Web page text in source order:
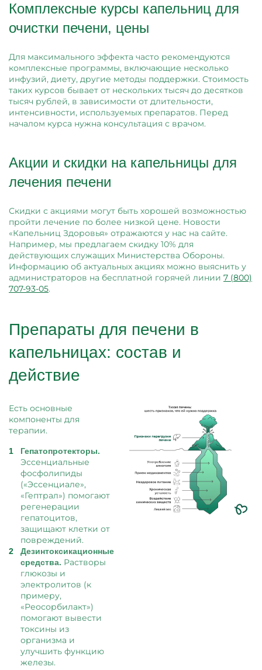
Комплексные курсы капельниц для
очистки печени, цены
Для максимального эффекта часто рекомендуются
комплексные программы, включающие несколько
инфузий, диету, другие методы поддержки. Стоимость
таких курсов бывает от нескольких тысяч до десятков
тысяч рублей, в зависимости от длительности,
интенсивности, используемых препаратов. Перед
началом курса нужна консультация с врачом.
Акции и скидки на капельницы для
лечения печени
Скидки с акциями могут быть хорошей возможностью
пройти лечение по более низкой цене. Новости
«Капельниц Здоровья» отражаются у нас на сайте.
Например, мы предлагаем скидку 10% для
действующих служащих Министерства Обороны.
Информацию об актуальных акциях можно выяснить у
администраторов на бесплатной горячей линии 7 (800)
707-93-05.
Препараты для печени в
капельницах: состав и
действие
Есть основные
компоненты для
терапии.
Гепатопротекторы.
Эссенциальные
фосфолипиды
(«Эссенциале»,
«Гептрал») помогают
регенерации
гепатоцитов,
защищают клетки от
повреждений.
Дезинтоксикационные
средства. Растворы
глюкозы и
электролитов (к
примеру,
«Реосорбилакт»)
помогают вывести
токсины из
организма и
улучшить функцию
железы.